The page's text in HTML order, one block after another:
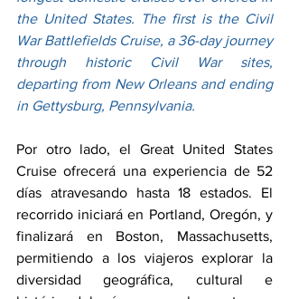
the United States. The first is the Civil
War Battlefields Cruise, a 36-day journey
through historic Civil War sites,
departing from New Orleans and ending
in Gettysburg, Pennsylvania.
Por otro lado, el Great United States
Cruise ofrecerá una experiencia de 52
días atravesando hasta 18 estados. El
recorrido iniciará en Portland, Oregón, y
finalizará en Boston, Massachusetts,
permitiendo a los viajeros explorar la
diversidad geográfica, cultural e